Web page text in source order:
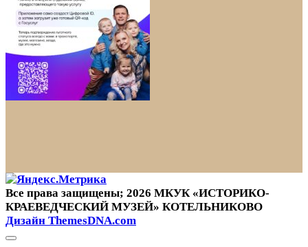
Все права защищены; 2026 МКУК «ИСТОРИКО-
КРАЕВЕДЧЕСКИЙ МУЗЕЙ» КОТЕЛЬНИКОВО
Дизайн ThemesDNA.com